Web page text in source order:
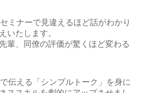
ミナーで見違えるほど話がわかり
いたします。
輩、同僚の評価が驚くほど変わる
伝える「シンプルトーク」を身に